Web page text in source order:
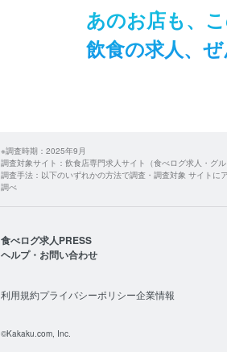
あの​お店も、​こ
飲食の​求人、​ぜ
※調査時期：2025年9月
調査対象サイト：飲食店専門求人サイト（食べログ求人・グ
調査手法：以下のいずれかの方法で調査・調査対象 サイト
調べ
食べログ求人PRESS
ヘルプ・お問い合わせ
利用規約プライバシーポリシー企業情報
©Kakaku.com, Inc.